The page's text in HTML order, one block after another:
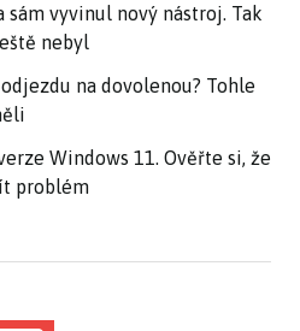
vyvinul nový nástroj. Tak
nebyl
na dovolenou? Tohle
Windows 11. Ověřte si, že
problém